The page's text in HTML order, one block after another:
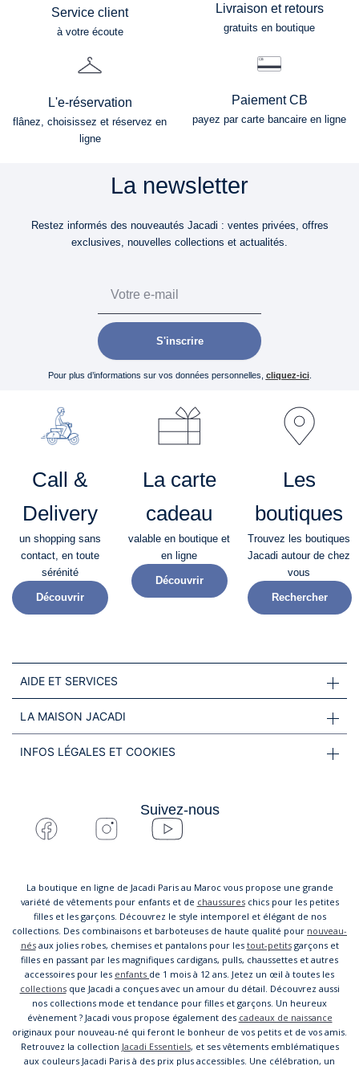
Service client
à votre écoute
Livraison et retours
gratuits en boutique
L'e-réservation
flânez, choisissez et réservez en
ligne
Paiement CB
payez par carte bancaire en ligne
La newsletter
Restez informés des nouveautés Jacadi : ventes privées, offres
exclusives, nouvelles collections et actualités.
S'inscrire
Pour plus d’informations sur vos données personnelles, cliquez-ici.
Call &
Delivery
un shopping sans
contact, en toute
sérénité​
Découvrir
La carte
cadeau
valable en boutique et
en ligne
Découvrir
Les
boutiques
Trouvez les boutiques
Jacadi autour de chez
vous
Rechercher
AIDE ET SERVICES
LA MAISON JACADI
INFOS LÉGALES ET COOKIES
Suivez-nous
La boutique en ligne de Jacadi Paris au Maroc vous propose une grande
variété de vêtements pour enfants et de chaussureschics pour les petites
filles et les garçons. Découvrez le style intemporel et élégant de nos
collections. Des combinaisons et barboteuses de haute qualité pour nouveau-
nésaux jolies robes, chemises et pantalons pour les tout-petitsgarçons et
filles en passant par les magnifiques cardigans, pulls, chaussettes et autres
accessoires pour les enfants de 1 mois à 12 ans. Jetez un œil à toutes les
collectionsque Jacadi a conçues avec un amour du détail. Découvrez aussi
nos collections mode et tendance pour filles et garçons. Un heureux
évènement ? Jacadi vous propose également des cadeaux de naissance
originaux pour nouveau-né qui feront le bonheur de vos petits et de vos amis.
Retrouvez la collection Jacadi Essentiels, et ses vêtements emblématiques
aux couleurs Jacadi Paris à des prix plus accessibles. Une célébration, un